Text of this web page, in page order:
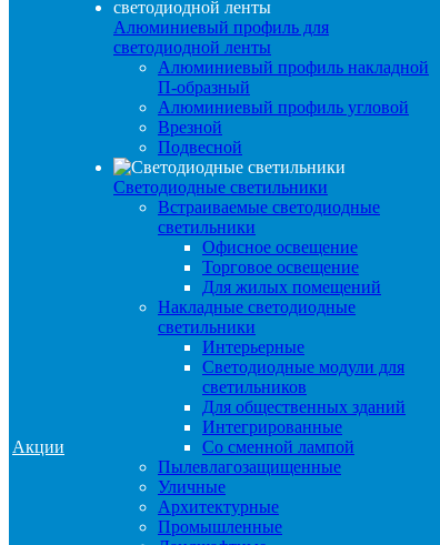
Акции
Алюминиевый профиль для
светодиодной ленты
Алюминиевый профиль накладной
П-образный
Алюминиевый профиль угловой
Врезной
Подвесной
Светодиодные светильники
Встраиваемые светодиодные
светильники
Офисное освещение
Торговое освещение
Для жилых помещений
Накладные светодиодные
светильники
Интерьерные
Светодиодные модули для
светильников
Для общественных зданий
Интегрированные
Со сменной лампой
Пылевлагозащищенные
Уличные
Архитектурные
Промышленные